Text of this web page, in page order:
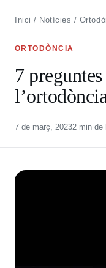
Inici / Notícies /
ORTODÒNCIA
7
7 de març, 20232 min de